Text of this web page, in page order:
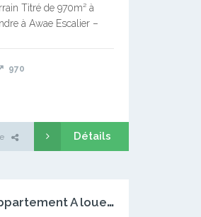
Titré de 970m² à
à Awae Escalier –
Catholique –
970
Détails
A
ppartement A louer Bonandjo